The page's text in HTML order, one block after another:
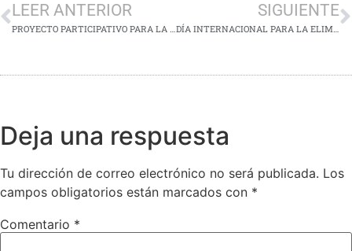
LEER ANTERIOR
PROYECTO PARTICIPATIVO PARA LA REMODELACIÓN INTEGRAL DEL RECINTO FERIAL
SIGUIENTE
DÍA INTERNACIONAL PARA LA ELIMINACIÓN DE LA VIOLENCIA CONTRA LAS MUJERES
Deja una respuesta
Tu dirección de correo electrónico no será publicada. Los
campos obligatorios están marcados con *
Comentario *